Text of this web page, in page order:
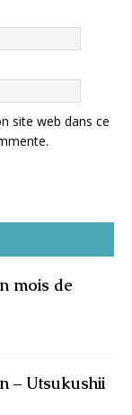
site web dans ce
mois de
– Utsukushii